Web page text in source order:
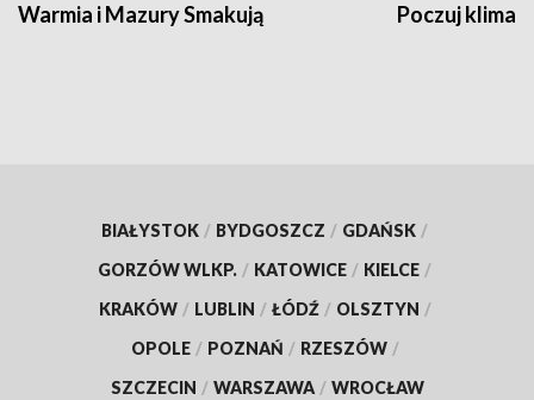
Warmia i Mazury Smakują Poczuj klimat
BIAŁYSTOK / BYDGOSZCZ / GDAŃSK /
GORZÓW WLKP. / KATOWICE / KIELCE /
KRAKÓW / LUBLIN / ŁÓDŹ / OLSZTYN /
OPOLE / POZNAŃ / RZESZÓW /
SZCZECIN / WARSZAWA / WROCŁAW